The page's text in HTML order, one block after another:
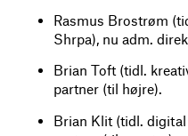
Rasmus Brostrøm
Shrpa), nu adm.
Brian Toft (tidl.
partner (til højre).
Brian Klit (tidl.